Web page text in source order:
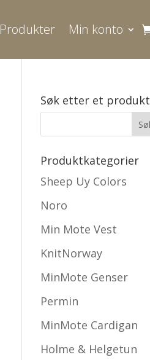
Produkter Min konto
Søk etter et produkt
Produktkategorier
Sheep Uy Colors
Noro
Min Mote Vest
KnitNorway
MinMote Genser
Permin
MinMote Cardigan
Holme & Helgetun